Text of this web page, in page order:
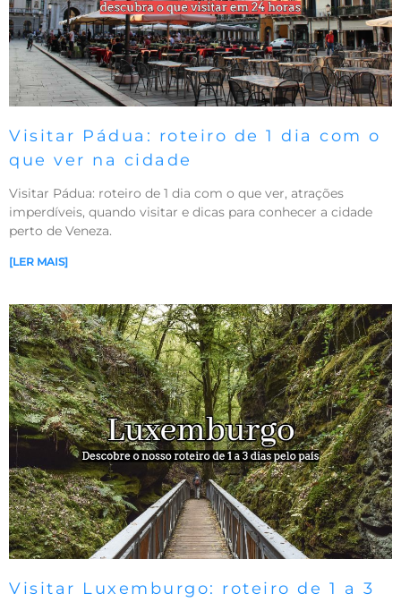
Visitar Pádua: roteiro de 1 dia com o
que ver na cidade
Visitar Pádua: roteiro de 1 dia com o que ver, atrações
imperdíveis, quando visitar e dicas para conhecer a cidade
perto de Veneza.
[LER MAIS]
Visitar Luxemburgo: roteiro de 1 a 3